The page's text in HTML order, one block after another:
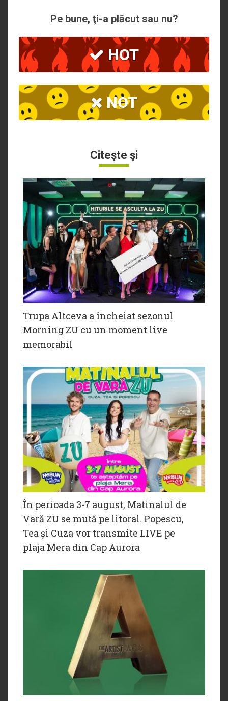
Pe bune, ţi-a plăcut sau nu?
HOT
NOT
Citeşte şi
Trupa Altceva a încheiat sezonul
Morning ZU cu un moment live
memorabil
În perioada 3-7 august, Matinalul de
Vară ZU se mută pe litoral. Popescu,
Tea și Cuza vor transmite LIVE pe
plaja Mera din Cap Aurora